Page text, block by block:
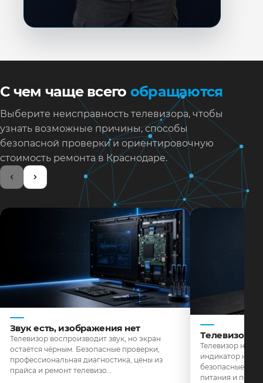
С чем чаще всего обращаются
Выберите неисправность телевизора, чтобы
узнать возможные причины, способы
безопасной проверки и ориентировочную
стоимость ремонта в Краснодаре.
Звук есть, изображения нет
Телевизор воспроизводит звук, но экран
остаётся чёрным. Безопасные проверки,
профессиональная диагностика, цены из
прайса и ремонт телевизо…
Телевизор
Телевизор не
индикатор не
безопасные
питания и